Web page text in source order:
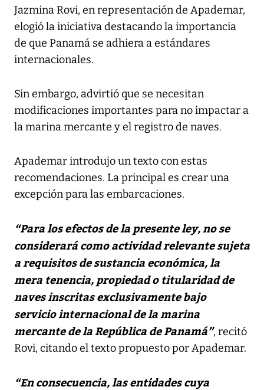
Jazmina Rovi, en representación de Apademar,
elogió la iniciativa destacando la importancia
de que Panamá se adhiera a estándares
internacionales.
Sin embargo, advirtió que se necesitan
modificaciones importantes para no impactar a
la marina mercante y el registro de naves.
Apademar introdujo un texto con estas
recomendaciones. La principal es crear una
excepción para las embarcaciones.
“Para los efectos de la presente ley, no se
considerará como actividad relevante sujeta
a requisitos de sustancia económica, la
mera tenencia, propiedad o titularidad de
naves inscritas exclusivamente bajo
servicio internacional de la marina
mercante de la República de Panamá”, recitó
Rovi, citando el texto propuesto por Apademar.
“En consecuencia, las entidades cuya